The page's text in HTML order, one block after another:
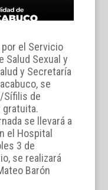
el Servicio
Salud Sexual y
y Secretaría
se
Sífilis de
gratuita.
se llevará a
el Hospital
3 de
se realizará
Barón